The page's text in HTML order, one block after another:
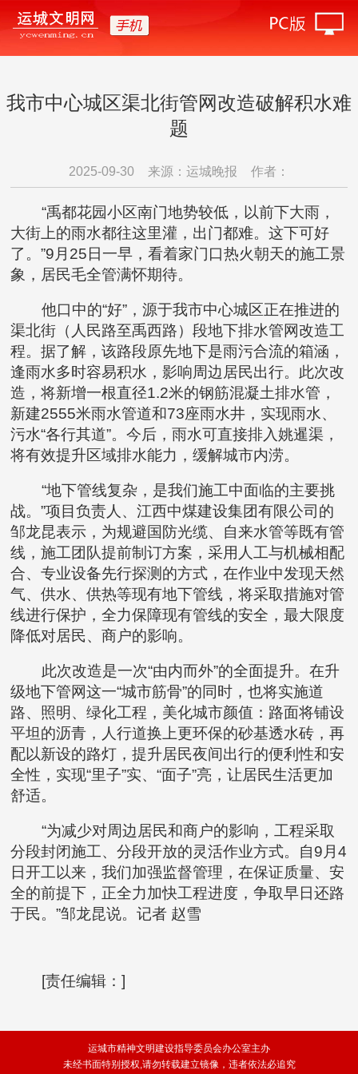
我市中心城区渠北街管网改造破解积水难
题
2025-09-30 来源：运城晚报 作者：
“禹都花园小区南门地势较低，以前下大雨，
大街上的雨水都往这里灌，出门都难。这下可好
了。”9月25日一早，看着家门口热火朝天的施工景
象，居民毛全管满怀期待。
他口中的“好”，源于我市中心城区正在推进的
渠北街（人民路至禹西路）段地下排水管网改造工
程。据了解，该路段原先地下是雨污合流的箱涵，
逢雨水多时容易积水，影响周边居民出行。此次改
造，将新增一根直径1.2米的钢筋混凝土排水管，
新建2555米雨水管道和73座雨水井，实现雨水、
污水“各行其道”。今后，雨水可直接排入姚暹渠，
将有效提升区域排水能力，缓解城市内涝。
“地下管线复杂，是我们施工中面临的主要挑
战。”项目负责人、江西中煤建设集团有限公司的
邹龙昆表示，为规避国防光缆、自来水管等既有管
线，施工团队提前制订方案，采用人工与机械相配
合、专业设备先行探测的方式，在作业中发现天然
气、供水、供热等现有地下管线，将采取措施对管
线进行保护，全力保障现有管线的安全，最大限度
降低对居民、商户的影响。
此次改造是一次“由内而外”的全面提升。在升
级地下管网这一“城市筋骨”的同时，也将实施道
路、照明、绿化工程，美化城市颜值：路面将铺设
平坦的沥青，人行道换上更环保的砂基透水砖，再
配以新设的路灯，提升居民夜间出行的便利性和安
全性，实现“里子”实、“面子”亮，让居民生活更加
舒适。
“为减少对周边居民和商户的影响，工程采取
分段封闭施工、分段开放的灵活作业方式。自9月4
日开工以来，我们加强监督管理，在保证质量、安
全的前提下，正全力加快工程进度，争取早日还路
于民。”邹龙昆说。记者 赵雪
[责任编辑：]
运城市精神文明建设指导委员会办公室主办
未经书面特别授权,请勿转载建立镜像，违者依法必追究